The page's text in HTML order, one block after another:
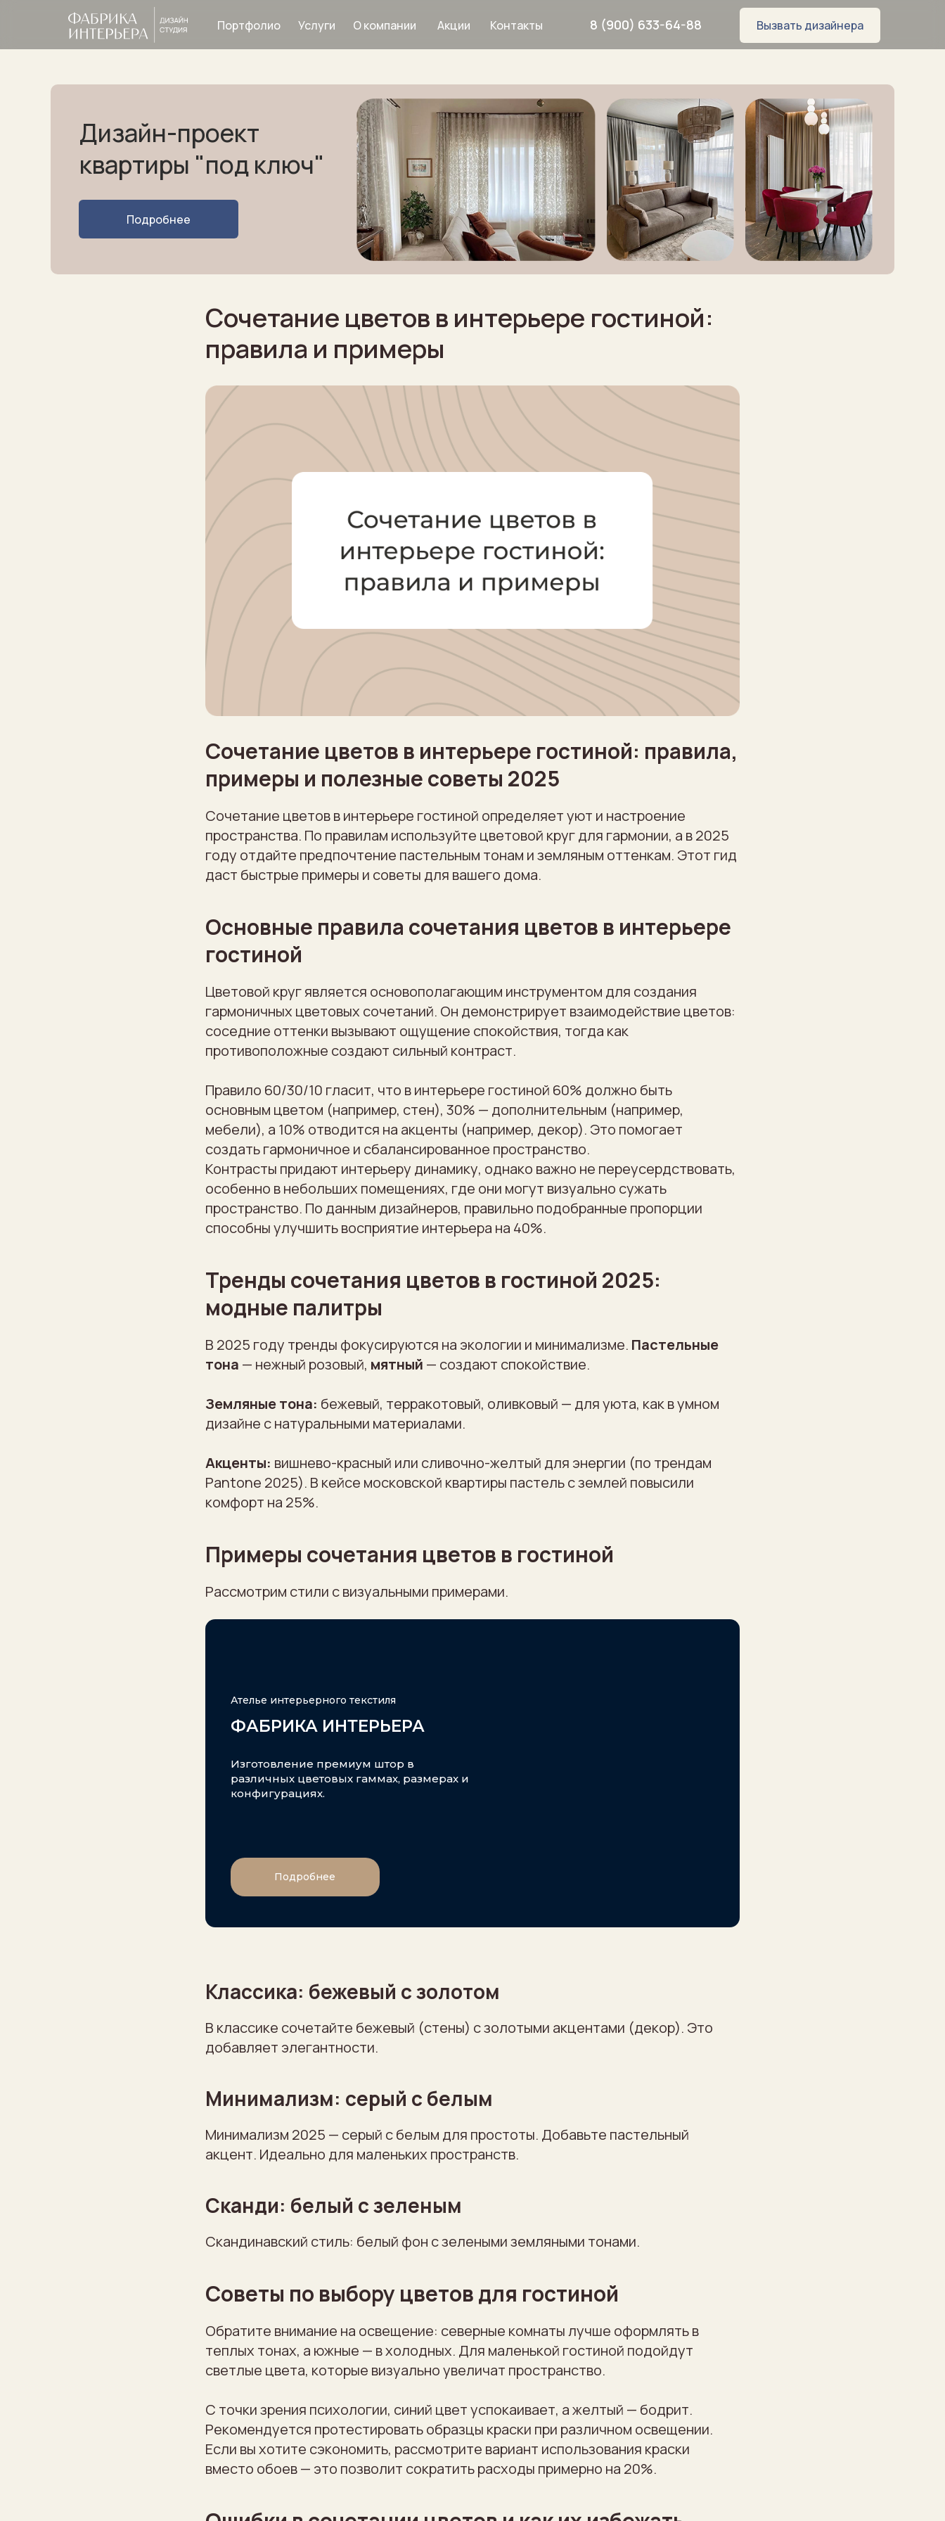
8 900 633 64 88
8 (900) 633-64-88 Вызвать дизайнера
Услуги
Портфолио Услуги О компании
Дизайнерам
Контакты
Акции
Дизайн-проект
квартиры "под ключ"
Подробнее
Сочетание цветов в интерьере гостиной:
правила и примеры
Сочетание цветов в интерьере гостиной: правила,
примеры и полезные советы 2025
Сочетание цветов в интерьере гостиной определяет уют и настроение
пространства. По правилам используйте цветовой круг для гармонии, а в 2025
году отдайте предпочтение пастельным тонам и земляным оттенкам. Этот гид
даст быстрые примеры и советы для вашего дома.
Основные правила сочетания цветов в интерьере
гостиной
Цветовой круг является основополагающим инструментом для создания
гармоничных цветовых сочетаний. Он демонстрирует взаимодействие цветов:
соседние оттенки вызывают ощущение спокойствия, тогда как
противоположные создают сильный контраст.
Правило 60/30/10 гласит, что в интерьере гостиной 60% должно быть
основным цветом (например, стен), 30% — дополнительным (например,
мебели), а 10% отводится на акценты (например, декор). Это помогает
создать гармоничное и сбалансированное пространство.
Контрасты придают интерьеру динамику, однако важно не переусердствовать,
особенно в небольших помещениях, где они могут визуально сужать
пространство. По данным дизайнеров, правильно подобранные пропорции
способны улучшить восприятие интерьера на 40%.
Тренды сочетания цветов в гостиной 2025:
модные палитры
В 2025 году тренды фокусируются на экологии и минимализме. Пастельные
тона — нежный розовый, мятный — создают спокойствие.
Земляные тона: бежевый, терракотовый, оливковый — для уюта, как в умном
дизайне с натуральными материалами.
Акценты: вишнево-красный или сливочно-желтый для энергии (по трендам
Pantone 2025). В кейсе московской квартиры пастель с землей повысили
комфорт на 25%.
Примеры сочетания цветов в гостиной
Рассмотрим стили с визуальными примерами.
Ателье интерьерного текстиля
ФАБРИКА ИНТЕРЬЕРА
Изготовление премиум штор в
различных цветовых гаммах, размерах и
конфигурациях.
Подробнее
Классика: бежевый с золотом
В классике сочетайте бежевый (стены) с золотыми акцентами (декор). Это
добавляет элегантности.
Минимализм: серый с белым
Минимализм 2025 — серый с белым для простоты. Добавьте пастельный
акцент. Идеально для маленьких пространств.
Сканди: белый с зеленым
Скандинавский стиль: белый фон с зелеными земляными тонами.
Советы по выбору цветов для гостиной
Обратите внимание на освещение: северные комнаты лучше оформлять в
теплых тонах, а южные — в холодных. Для маленькой гостиной подойдут
светлые цвета, которые визуально увеличат пространство.
С точки зрения психологии, синий цвет успокаивает, а желтый — бодрит.
Рекомендуется протестировать образцы краски при различном освещении.
Если вы хотите сэкономить, рассмотрите вариант использования краски
вместо обоев — это позволит сократить расходы примерно на 20%.